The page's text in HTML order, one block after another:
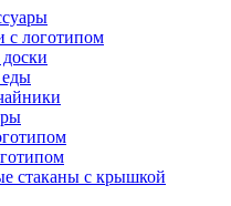
с логотипом
стаканы с крышкой